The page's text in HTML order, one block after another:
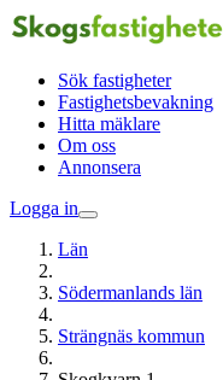
Sök fastigheter
Fastighetsbevakning
Hitta mäklare
Om oss
Annonsera
Logga in
Län
Södermanlands län
Strängnäs kommun